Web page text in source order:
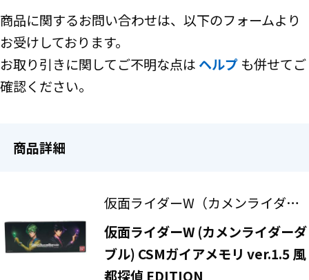
商品に関するお問い合わせは、以下のフォームより
お受けしております。
お取り引きに関してご不明な点は ヘルプ も併せてご
確認ください。
商品詳細
仮面ライダーW（カメンライダー
ダブル）
仮面ライダーW (カメンライダーダ
ブル) CSMガイアメモリ ver.1.5 風
都探偵 EDITION